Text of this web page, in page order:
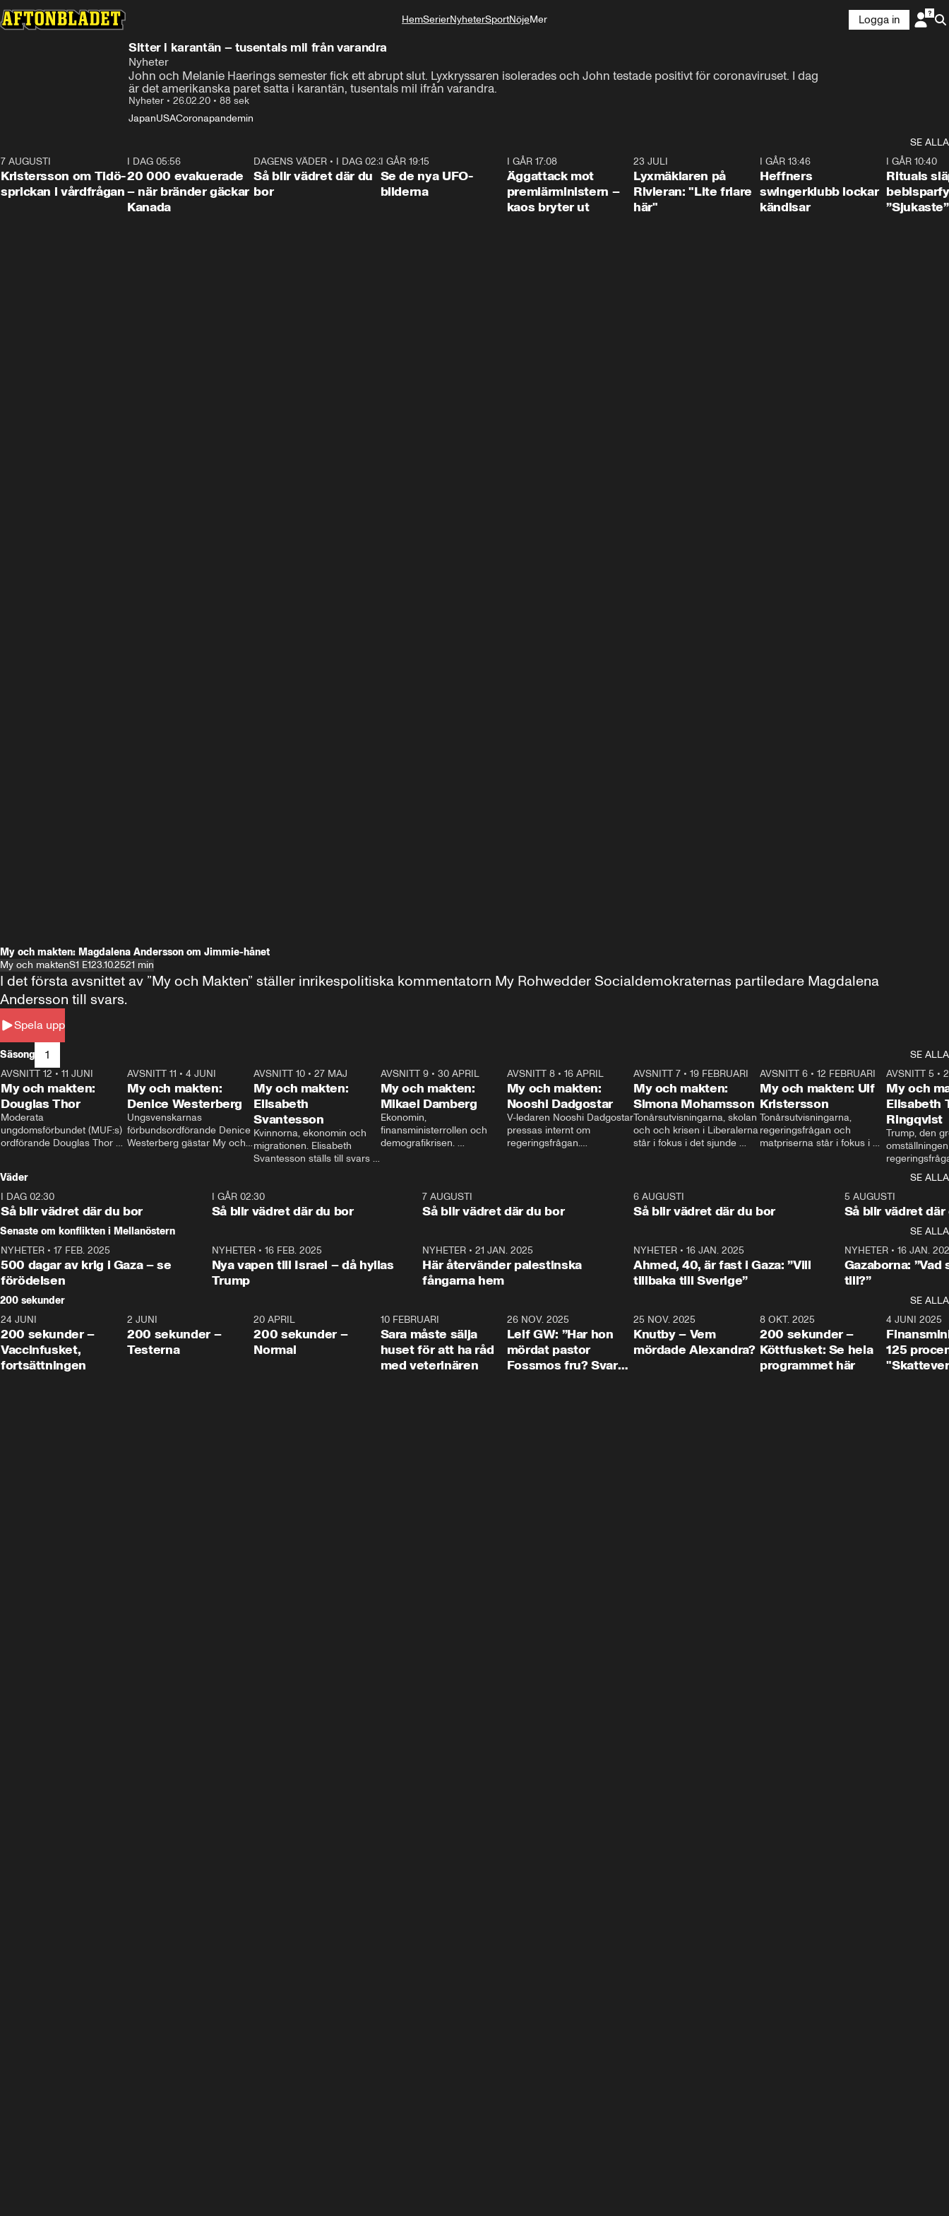
HemSerierNyheterSportNöjeMer
Logga in
Sitter i karantän – tusentals mil från varandra
Nyheter
John och Melanie Haerings semester fick ett abrupt slut. Lyxkryssaren isolerades och John testade positivt för coronaviruset. I dag
är det amerikanska paret satta i karantän, tusentals mil ifrån varandra.
Nyheter • 26.02.20 • 88 sek
JapanUSACoronapandemin
SE ALLA
7 AUGUSTI
Kristersson om Tidö-
sprickan i vårdfrågan
I DAG 05:56
20 000 evakuerade
– när bränder gäckar
Kanada
1:06
DAGENS VÄDER • I DAG 02:30
Så blir vädret där du
bor
I GÅR 19:15
Se de nya UFO-
bilderna
I GÅR 17:08
Äggattack mot
premiärministern –
kaos bryter ut
23 JULI
Lyxmäklaren på
Rivieran: "Lite friare
här"
I GÅR 13:46
Heffners
swingerklubb lockar
kändisar
I GÅR 10:40
Rituals
”Sjukaste”
My och makten: Magdalena Andersson om Jimmie-hånet
My och maktenS1 E123.10.2521 min
Spela upp
I det första avsnittet av ”My och Makten” ställer inrikespolitiska kommentatorn My Rohwedder Socialdemokraternas partiledare Magdalena
Andersson till svars.
Säsong 1
SE ALLA
26:27
AVSNITT 12 • 11 JUNI
My och makten:
Douglas Thor
Moderata
ungdomsförbundet (MUF:s)
ordförande Douglas Thor
tonårsutvisningarna och hur
Moderaterna ska locka
väljare till valet i höst.
23:40
AVSNITT 11 •4 JUNI
My och makten:
Denice Westerberg
Ungsvenskarnas
förbundsordförande Denice
Westerberg gästar My och
AVSNITT 10 •27 MAJ
My och makten:
Elisabeth
Svantesson
Kvinnorna, ekonomin och
migrationen. Elisabeth
Svantesson ställs till svars
AVSNITT 9• 30 APRIL
My och makten:
Mikael Damberg
Ekonomin,
finansministerrollen och
demografikrisen.
och Makten.
AVSNITT 8• 16 APRIL
My och makten:
Nooshi Dadgostar
V-ledaren Nooshi Dadgostar
pressas internt om
regeringsfrågan.
– Vi ställer upp i val. Ska vi
vara med så sitter vi förstås
24:30
AVSNITT 7• 19 FEBRUARI
My och makten:
Simona Mohamsson
Tonårsutvisningarna, skolan
och och krisen i Liberalerna
står i fokus i det sjunde
kommentator My
Rohwedder ställer
utbildnings- och
Mohamsson till svars.
27:30
AVSNITT 6 •12 FEBRUARI
My och makten: Ulf
Kristersson
Tonårsutvisningarna,
regeringsfrågan och
matpriserna står i fokus i
Rohwedder ställer
statsminister Ulf Kristersson
AVSNITT 5 •
My och
Elisabeth
Ringqvist
Trump, den
centrum i
avsnittet av
Makten”. Se
Aftonbladets
Rohwedder
Thand Ring
Väder
SE ALLA
I DAG 02:30
Så blir vädret där du bor
1:06
I GÅR 02:30
Så blir vädret där du bor
7 AUGUSTI
Så blir vädret där du bor
6 AUGUSTI
Så blir vädret där du bor
5 AUGUSTI
Så blir vädret där
Senaste om konflikten i Mellanöstern
SE ALLA
NYHETER • 17 FEB. 2025
500 dagar av krig i Gaza – se
förödelsen
NYHETER• 16 FEB. 2025
Nya vapen till Israel – då hyllas
Trump
NYHETER •21 JAN. 2025
Här återvänder palestinska
fångarna hem
NYHETER• 16 JAN. 2025
Ahmed, 40, är fast i Gaza: ”Vill
tillbaka till Sverige”
NYHETER• 16 JAN.
Gazaborna:
till?”
200 sekunder
SE ALLA
5:00
24 JUNI
200 sekunder –
Vaccinfusket,
fortsättningen
4:23
2 JUNI
200 sekunder –
Testerna
20 APRIL
200 sekunder –
Normal
10 FEBRUARI
Sara måste sälja
huset för att ha råd
med veterinären
26 NOV. 2025
Leif GW: ”Har hon
mördat pastor
Fossmos fru? Svar
31:05
25 NOV. 2025
Knutby – Vem
mördade Alexandra?
4:29
8 OKT. 2025
200 sekunder –
Köttfusket: Se hela
programmet här
4 JUNI 2025
125